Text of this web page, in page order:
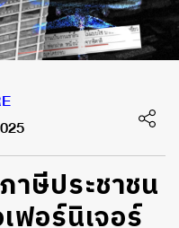
ษีประชาชน
อร์นิเจอร์